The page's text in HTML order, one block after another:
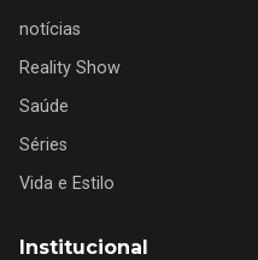
notícias
Reality Show
Saúde
Séries
Vida e Estilo
Institucional